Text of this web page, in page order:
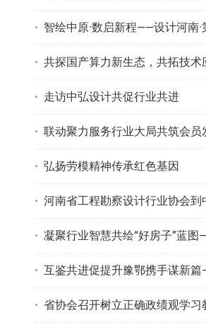
智绘中原·数启新程——设计河南
共探国产算力新生态，共拓技术应
走访中弘设计共促行业共进
联动聚力服务行业大局共筑会员
弘扬劳模精神传承红色基因
河南省工程勘察设计行业协会
凝聚行业智慧共绘“好房子”蓝
互鉴共进促提升豫鄂携手谋新
省协会召开树立正确政绩观学习